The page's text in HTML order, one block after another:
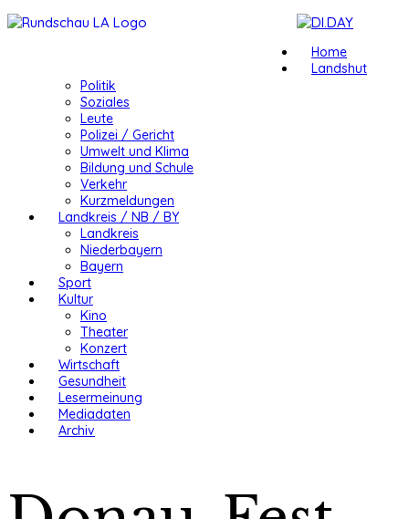
Home
Landshut
Politik
Soziales
Leute
Polizei / Gericht
Umwelt und Klima
Bildung und Schule
Verkehr
Kurzmeldungen
Landkreis / NB / BY
Landkreis
Niederbayern
Bayern
Sport
Kultur
Kino
Theater
Konzert
Wirtschaft
Gesundheit
Lesermeinung
Mediadaten
Archiv